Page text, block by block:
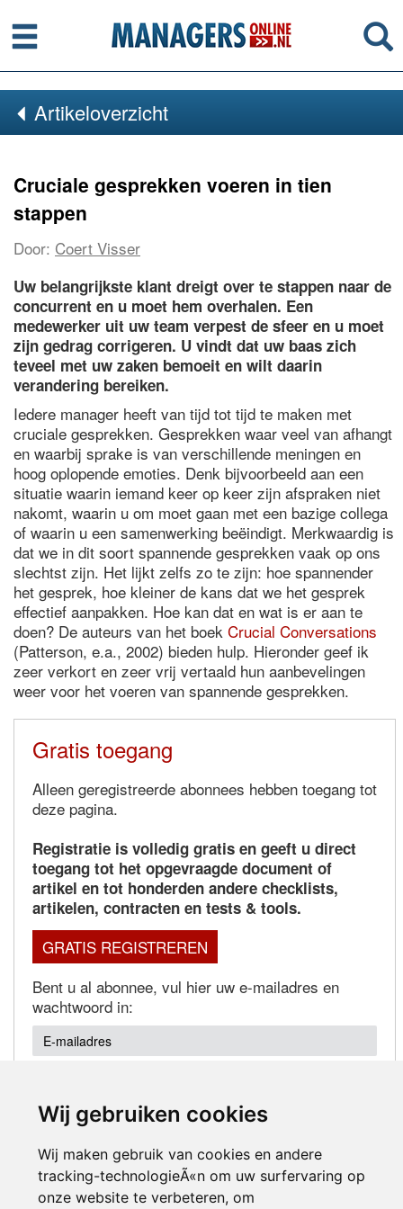
Wij gebruiken cookies
Wij maken gebruik van cookies en andere
tracking-technologieÃ«n om uw surfervaring op
onze website te verbeteren, om
Menu
Artikeloverzicht
Cruciale gesprekken voeren in tien
stappen
Door: Coert Visser
Uw belangrijkste klant dreigt over te stappen naar de
concurrent en u moet hem overhalen. Een
medewerker uit uw team verpest de sfeer en u moet
zijn gedrag corrigeren. U vindt dat uw baas zich
teveel met uw zaken bemoeit en wilt daarin
verandering bereiken.
Iedere manager heeft van tijd tot tijd te maken met
cruciale gesprekken. Gesprekken waar veel van afhangt
en waarbij sprake is van verschillende meningen en
hoog oplopende emoties. Denk bijvoorbeeld aan een
situatie waarin iemand keer op keer zijn afspraken niet
nakomt, waarin u om moet gaan met een bazige collega
of waarin u een samenwerking beëindigt. Merkwaardig is
dat we in dit soort spannende gesprekken vaak op ons
slechtst zijn. Het lijkt zelfs zo te zijn: hoe spannender
het gesprek, hoe kleiner de kans dat we het gesprek
effectief aanpakken. Hoe kan dat en wat is er aan te
doen? De auteurs van het boek Crucial Conversations
(Patterson, e.a., 2002) bieden hulp. Hieronder geef ik
zeer verkort en zeer vrij vertaald hun aanbevelingen
weer voor het voeren van spannende gesprekken.
Gratis toegang
Alleen geregistreerde abonnees hebben toegang tot
deze pagina.
Registratie is volledig gratis en geeft u direct
toegang tot het opgevraagde document of
artikel en tot honderden andere checklists,
artikelen, contracten en tests & tools.
GRATIS REGISTREREN
Bent u al abonnee, vul hier uw e-mailadres en
wachtwoord in:
Wachtwoord vergeten?